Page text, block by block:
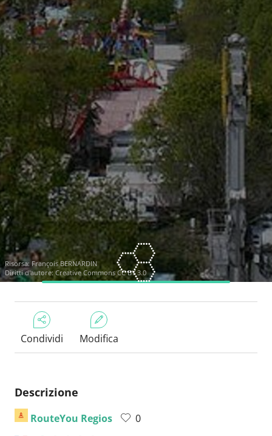
Risorsa:François BERNARDIN
Diritti d'autore: Creative Commons CC BY 3.0
Condividi Modifica
Descrizione
RouteYou Regios
0